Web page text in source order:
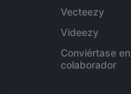
Vecteezy
Videezy
Conviértase en
colaborador